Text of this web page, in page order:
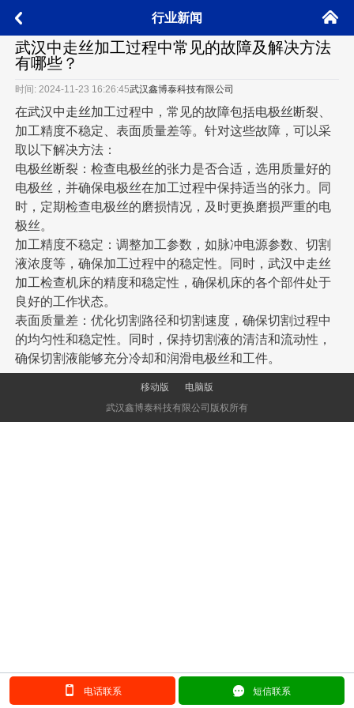
󰅮 行业新闻 󰄫
武汉中走丝加工过程中常见的故障及解决方法
有哪些？
时间: 2024-11-23 16:26:45武汉鑫博泰科技有限公司
在武汉中走丝加工过程中，常见的故障包括电极丝断裂、
加工精度不稳定、表面质量差等。针对这些故障，可以采
取以下解决方法：
电极丝断裂：检查电极丝的张力是否合适，选用质量好的
电极丝，并确保电极丝在加工过程中保持适当的张力。同
时，定期检查电极丝的磨损情况，及时更换磨损严重的电
极丝。
加工精度不稳定：调整加工参数，如脉冲电源参数、切割
液浓度等，确保加工过程中的稳定性。同时， 武汉中走丝
加工检查机床的精度和稳定性，确保机床的各个部件处于
良好的工作状态。
表面质量差：优化切割路径和切割速度，确保切割过程中
的均匀性和稳定性。同时，保持切割液的清洁和流动性，
确保切割液能够充分冷却和润滑电极丝和工件。
移动版
电脑版
武汉鑫博泰科技有限公司版权所有
󰂢 电话联系 󰄲 短信联系